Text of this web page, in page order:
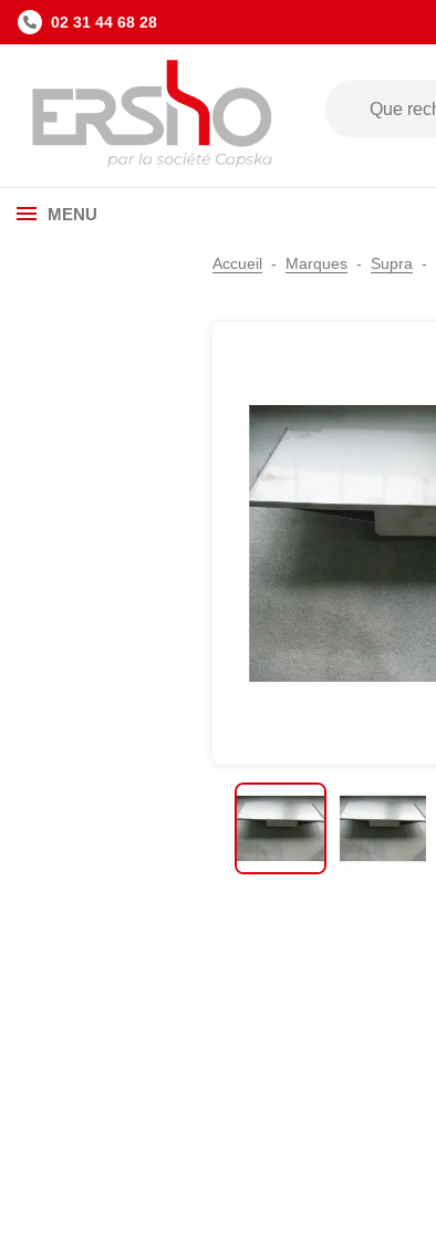
02 31 44 68 28
MENU
Accueil Marques Supra